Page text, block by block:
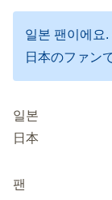
일본 팬이에요
日本のファン
일본
日本
팬